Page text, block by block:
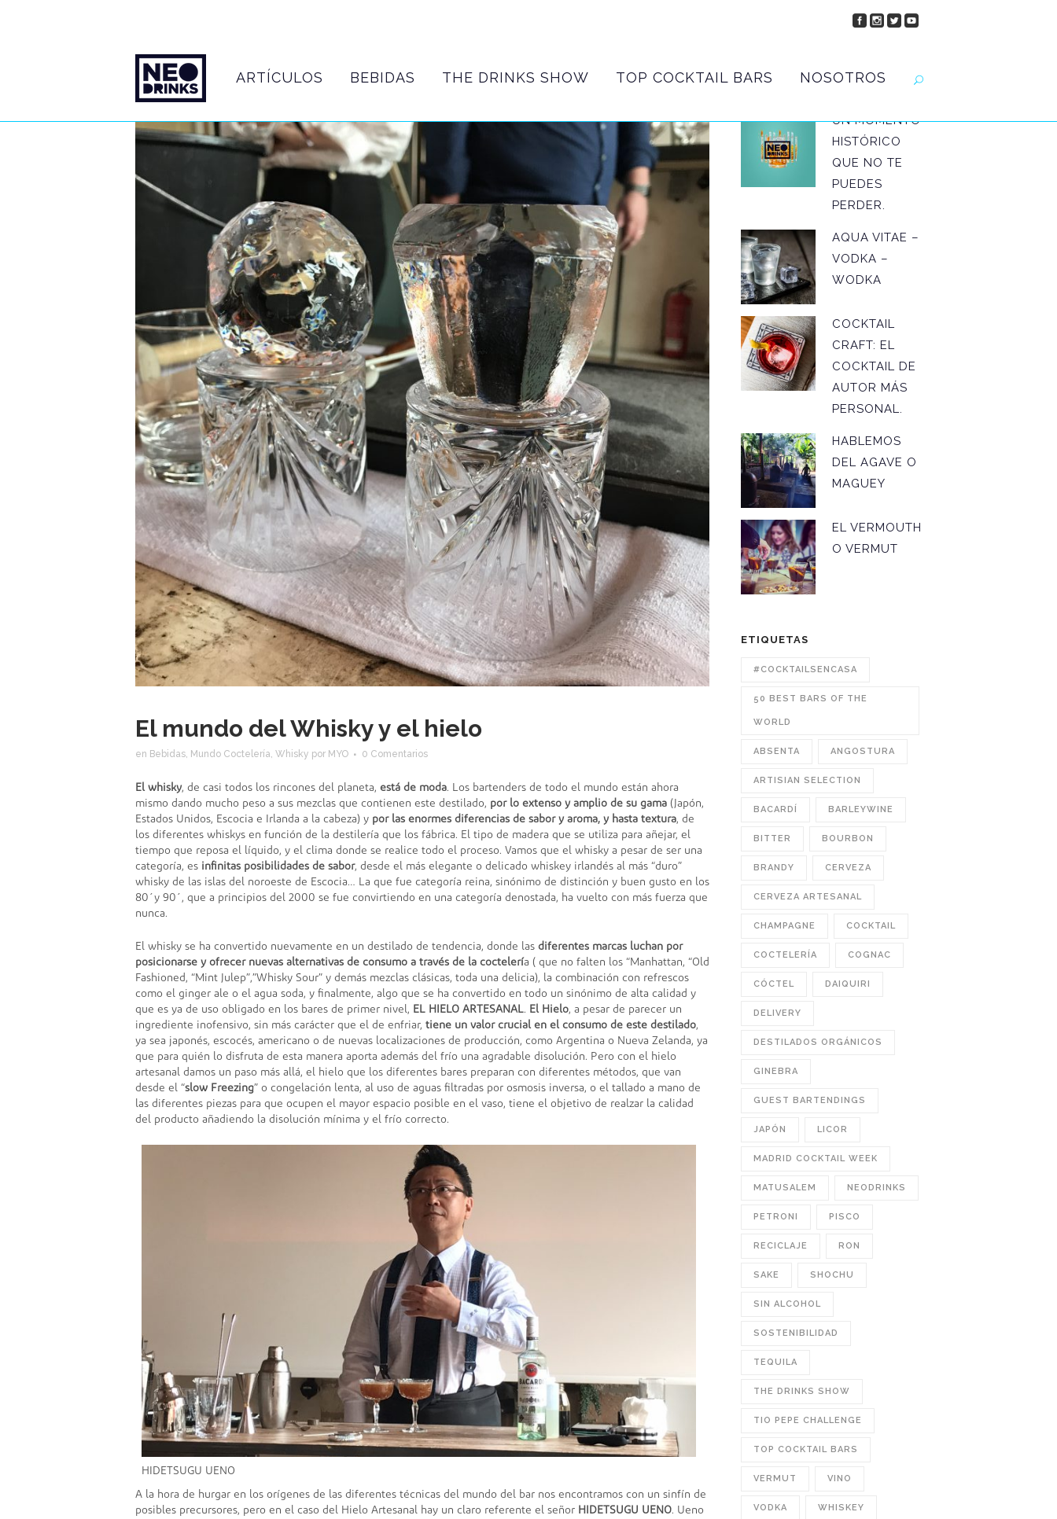
ARTÍCULOS BEBIDAS THE DRINKS SHOW TOP COCKTAIL BARS NOSOTROS
El mundo del Whisky y el hielo
en Bebidas, Mundo Coctelería, Whisky por MYO 0 Comentarios
El whisky, de casi todos los rincones del planeta, está de moda. Los bartenders de todo el mundo están ahora
mismo dando mucho peso a sus mezclas que contienen este destilado, por lo extenso y amplio de su gama (Japón,
Estados Unidos, Escocia e Irlanda a la cabeza) y por las enormes diferencias de sabor y aroma, y hasta textura, de
los diferentes whiskys en función de la destilería que los fábrica. El tipo de madera que se utiliza para añejar, el
tiempo que reposa el líquido, y el clima donde se realice todo el proceso. Vamos que el whisky a pesar de ser una
categoría, es infinitas posibilidades de sabor, desde el más elegante o delicado whiskey irlandés al más “duro”
whisky de las islas del noroeste de Escocia… La que fue categoría reina, sinónimo de distinción y buen gusto en los
80´y 90´, que a principios del 2000 se fue convirtiendo en una categoría denostada, ha vuelto con más fuerza que
nunca.
El whisky se ha convertido nuevamente en un destilado de tendencia, donde las diferentes marcas luchan por
posicionarse y ofrecer nuevas alternativas de consumo a través de la coctelería ( que no falten los “Manhattan, “Old
Fashioned, “Mint Julep”,”Whisky Sour” y demás mezclas clásicas, toda una delicia), la combinación con refrescos
como el ginger ale o el agua soda, y finalmente, algo que se ha convertido en todo un sinónimo de alta calidad y
que es ya de uso obligado en los bares de primer nivel, EL HIELO ARTESANAL. El Hielo, a pesar de parecer un
ingrediente inofensivo, sin más carácter que el de enfriar, tiene un valor crucial en el consumo de este destilado,
ya sea japonés, escocés, americano o de nuevas localizaciones de producción, como Argentina o Nueva Zelanda, ya
que para quién lo disfruta de esta manera aporta además del frío una agradable disolución. Pero con el hielo
artesanal damos un paso más allá, el hielo que los diferentes bares preparan con diferentes métodos, que van
desde el “slow Freezing” o congelación lenta, al uso de aguas filtradas por osmosis inversa, o el tallado a mano de
las diferentes piezas para que ocupen el mayor espacio posible en el vaso, tiene el objetivo de realzar la calidad
del producto añadiendo la disolución mínima y el frío correcto.
HIDETSUGU UENO
A la hora de hurgar en los orígenes de las diferentes técnicas del mundo del bar nos encontramos con un sinfín de
posibles precursores, pero en el caso del Hielo Artesanal hay un claro referente el señor HIDETSUGU UENO. Ueno
UN MOMENTO
HISTÓRICO
QUE NO TE
PUEDES
PERDER.
AQUA VITAE –
VODKA –
WODKA
COCKTAIL
CRAFT: EL
COCKTAIL DE
AUTOR MÁS
PERSONAL.
HABLEMOS
DEL AGAVE O
MAGUEY
EL VERMOUTH
O VERMUT
ETIQUETAS
#COCKTAILSENCASA
50 BEST BARS OF THE
WORLD
ABSENTA ANGOSTURA
ARTISIAN SELECTION
BACARDÍ BARLEYWINE
BITTER BOURBON
BRANDY CERVEZA
CERVEZA ARTESANAL
CHAMPAGNE COCKTAIL
COCTELERÍA COGNAC
CÓCTEL DAIQUIRI
DELIVERY
DESTILADOS ORGÁNICOS
GINEBRA
GUEST BARTENDINGS
JAPÓN LICOR
MADRID COCKTAIL WEEK
MATUSALEM NEODRINKS
PETRONI PISCO
RECICLAJE RON
SAKE SHOCHU
SIN ALCOHOL
SOSTENIBILIDAD
TEQUILA
THE DRINKS SHOW
TIO PEPE CHALLENGE
TOP COCKTAIL BARS
VERMUT VINO
VODKA WHISKEY